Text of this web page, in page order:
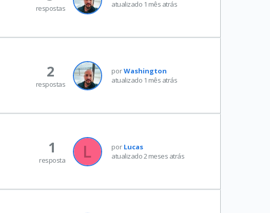
atualizado 1 mês atrás
respostas
porWashington
atualizado 1 mês atrás
2
respostas
por Lucas
atualizado 2 meses atrás
1
resposta